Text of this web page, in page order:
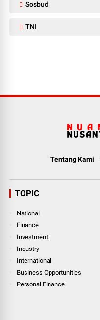
Sosbud
TNI
Tentang Kami
TOPIC
National
Finance
Investment
Industry
International
Business Opportunities
Personal Finance